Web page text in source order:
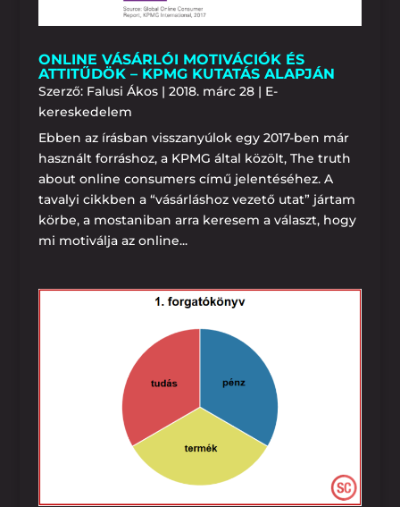
ONLINE VÁSÁRLÓI MOTIVÁCIÓK ÉS
ATTITŰDÖK – KPMG KUTATÁS ALAPJÁN
Szerző: Falusi Ákos| 2018. márc 28| E-
kereskedelem
Ebben az írásban visszanyúlok egy 2017-ben már
használt forráshoz, a KPMG által közölt, The truth
about online consumers című jelentéséhez. A
tavalyi cikkben a “vásárláshoz vezető utat” jártam
körbe, a mostaniban arra keresem a választ, hogy
mi motiválja az online...